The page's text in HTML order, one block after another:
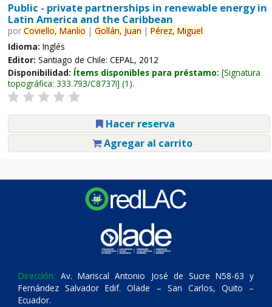
Public - private partnerships in renewable energy in
Latin America and the Caribbean
por Coviello, Manlio | Gollán, Juan | Pérez, Miguel.
Idioma: Inglés
Editor: Santiago de Chile: CEPAL, 2012
Disponibilidad: Ítems disponibles para préstamo: Signatura
topográfica: 333.793/C8737i (1).
Hacer reserva
Agregar al carrito
Dirección: Av. Mariscal Antonio José de Sucre N58-63 y
Fernández Salvador Edif. Olade – San Carlos, Quito –
Ecuador.